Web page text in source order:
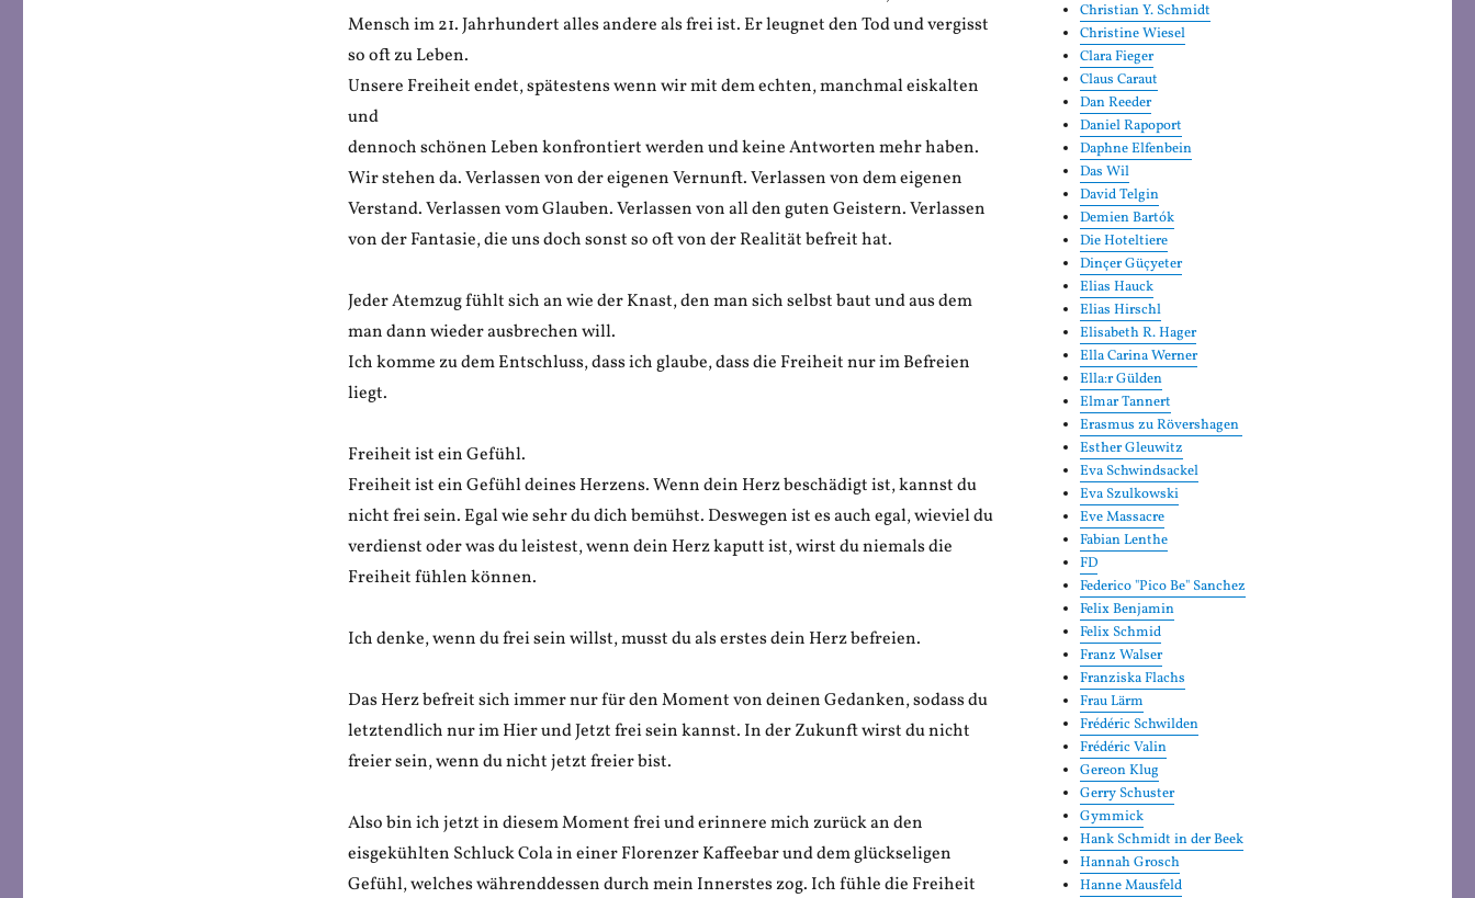
Mensch im 21. Jahrhundert alles andere als frei ist. Er leugnet den Tod und vergisst
so oft zu Leben.
Unsere Freiheit endet, spätestens wenn wir mit dem echten, manchmal eiskalten
und
dennoch schönen Leben konfrontiert werden und keine Antworten mehr haben.
Wir stehen da. Verlassen von der eigenen Vernunft. Verlassen von dem eigenen
Verstand. Verlassen vom Glauben. Verlassen von all den guten Geistern. Verlassen
von der Fantasie, die uns doch sonst so oft von der Realität befreit hat.
Jeder Atemzug fühlt sich an wie der Knast, den man sich selbst baut und aus dem
man dann wieder ausbrechen will.
Ich komme zu dem Entschluss, dass ich glaube, dass die Freiheit nur im Befreien
liegt.
Freiheit ist ein Gefühl.
Freiheit ist ein Gefühl deines Herzens. Wenn dein Herz beschädigt ist, kannst du
nicht frei sein. Egal wie sehr du dich bemühst. Deswegen ist es auch egal, wieviel du
verdienst oder was du leistest, wenn dein Herz kaputt ist, wirst du niemals die
Freiheit fühlen können.
Ich denke, wenn du frei sein willst, musst du als erstes dein Herz befreien.
Das Herz befreit sich immer nur für den Moment von deinen Gedanken, sodass du
letztendlich nur im Hier und Jetzt frei sein kannst. In der Zukunft wirst du nicht
freier sein, wenn du nicht jetzt freier bist.
Also bin ich jetzt in diesem Moment frei und erinnere mich zurück an den
eisgekühlten Schluck Cola in einer Florenzer Kaffeebar und dem glückseligen
Gefühl, welches währenddessen durch mein Innerstes zog. Ich fühle die Freiheit
Christian Y. Schmidt
Christine Wiesel
Clara Fieger
Claus Caraut
Dan Reeder
Daniel Rapoport
Daphne Elfenbein
Das Wil
David Telgin
Demien Bartók
Die Hoteltiere
Dinçer Güçyeter
Elias Hauck
Elias Hirschl
Elisabeth R. Hager
Ella Carina Werner
Ella:r Gülden
Elmar Tannert
Erasmus zu Rövershagen
Esther Gleuwitz
Eva Schwindsackel
Eva Szulkowski
Eve Massacre
Fabian Lenthe
FD
Federico "Pico Be" Sanchez
Felix Benjamin
Felix Schmid
Franz Walser
Franziska Flachs
Frau Lärm
Frédéric Schwilden
Frédéric Valin
Gereon Klug
Gerry Schuster
Gymmick
Hank Schmidt in der Beek
Hannah Grosch
Hanne Mausfeld